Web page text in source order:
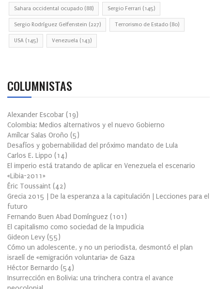
Sahara occidental ocupado (88) Sergio Ferrari (145)
Sergio Rodríguez Gelfenstein (227) Terrorismo de Estado (80)
USA (145) Venezuela (143)
COLUMNISTAS
Alexander Escobar (19)
Colombia: Medios alternativos y el nuevo Gobierno
Amílcar Salas Oroño (5)
Desafíos y gobernabilidad del próximo mandato de Lula
Carlos E. Lippo (14)
El imperio está tratando de aplicar en Venezuela el escenario
«Libia-2011»
Éric Toussaint (42)
Grecia 2015 | De la esperanza a la capitulación | Lecciones para el
futuro
Fernando Buen Abad Domínguez (101 )
El capitalismo como sociedad de la Impudicia
Gideon Levy (55)
Cómo un adolescente, y no un periodista, desmontó el plan
israelí de «emigración voluntaria» de Gaza
Héctor Bernardo (54)
Insurrección en Bolivia: una trinchera contra el avance